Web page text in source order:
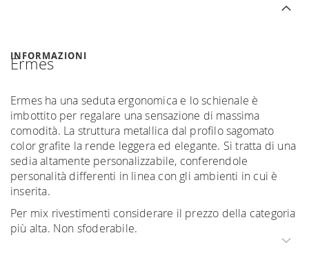
INFORMAZIONI
Ermes
Ermes ha una seduta ergonomica e lo schienale è
imbottito per regalare una sensazione di massima
comodità. La struttura metallica dal profilo sagomato
color grafite la rende leggera ed elegante. Si tratta di una
sedia altamente personalizzabile, conferendole
personalità differenti in linea con gli ambienti in cui è
inserita.
Per mix rivestimenti considerare il prezzo della categoria
più alta. Non sfoderabile.